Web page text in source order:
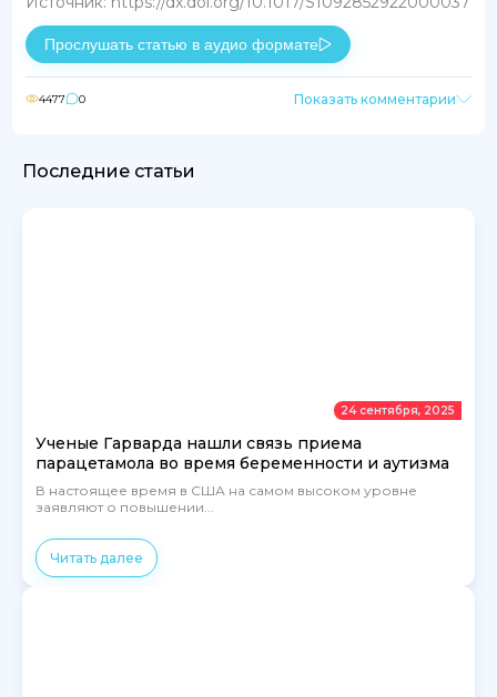
Прослушать статью в аудио формате
4477 0 Показать комментарии
Последние статьи
24 сентября, 2025
Ученые Гарварда нашли связь приема
парацетамола во время беременности и аутизма
В настоящее время в США на самом высоком уровне
заявляют о повышении...
Читать далее